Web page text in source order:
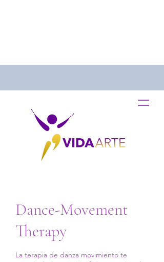
Dance-Movement
Therapy
La terapia de danza movimiento te